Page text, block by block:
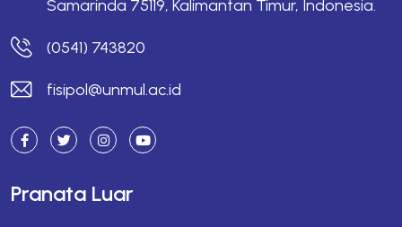
Samarinda 75119, Kalimantan Timur, Indonesia.
(0541) 743820
fisipol@unmul.ac.id
Pranata Luar